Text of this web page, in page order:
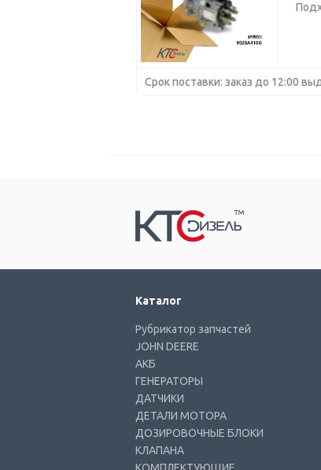
Срок поставки: заказ до 12:00
Каталог
Рубрикатор запчастей
JOHN DEERE
АКБ
ГЕНЕРАТОРЫ
ДАТЧИКИ
ДЕТАЛИ МОТОРА
ДОЗИРОВОЧНЫЕ БЛОКИ
КЛАПАНА